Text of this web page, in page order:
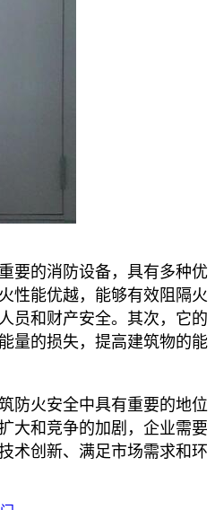
要的消防设备，具有多种优
性能优越，能够有效阻隔火
员和财产安全。其次，它的
量的损失，提高建筑物的能
防火安全中具有重要的地位
大和竞争的加剧，企业需要
术创新、满足市场需求和环